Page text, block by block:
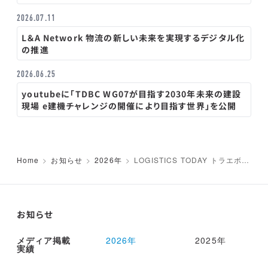
2026.07.11
L＆A Network 物流の新しい未来を実現するデジタル化
の推進
2026.06.25
youtubeに「TDBC WG07が目指す2030年未来の建設
現場 e建機チャレンジの開催により目指す世界」を公開
Home お知らせ 2026年
LOGISTICS TODAY トラエボ、
お知らせ
メディア掲載
実績
2026年 2025年